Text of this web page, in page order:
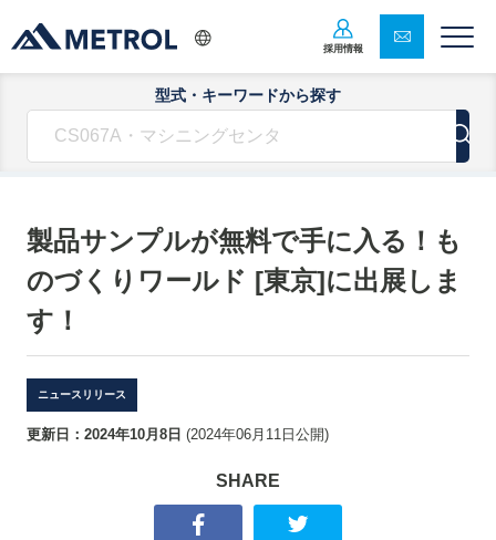
採用情報
型式・キーワードから探す
製品サンプルが無料で手に入る！も
のづくりワールド [東京]に出展しま
す！
ニュースリリース
更新日： 2024年10月8日 (2024年06月11日 公開)
SHARE